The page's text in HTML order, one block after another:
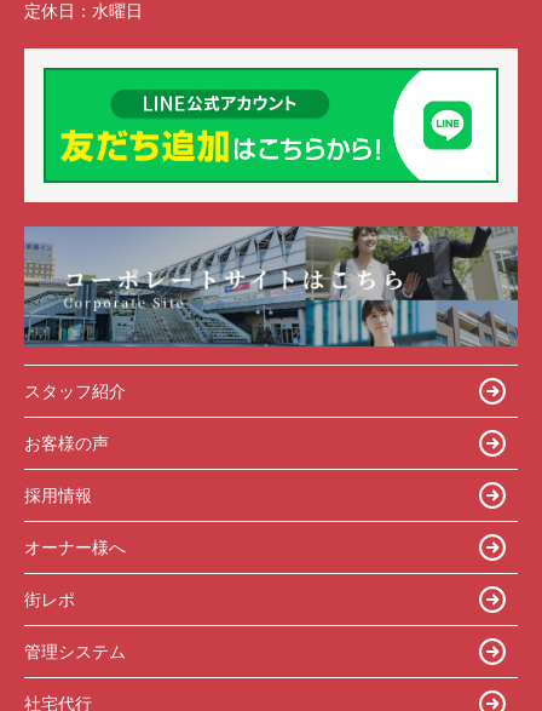
定休日： 水曜日
スタッフ紹介
お客様の声
採用情報
オーナー様へ
街レポ
管理システム
社宅代行